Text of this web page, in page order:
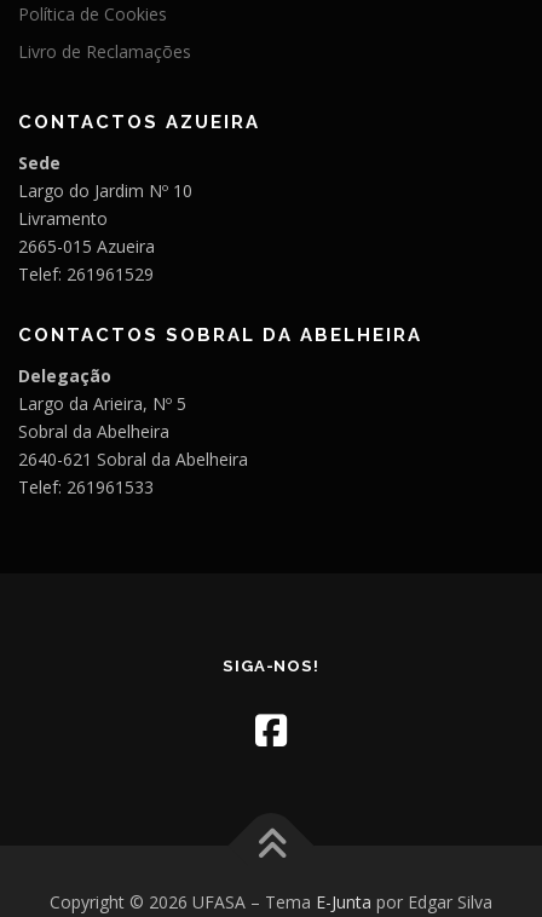
Política de Cookies
Livro de Reclamações
CONTACTOS AZUEIRA
Sede
Largo do Jardim Nº 10
Livramento
2665-015 Azueira
Telef: 261961529
CONTACTOS SOBRAL DA ABELHEIRA
Delegação
Largo da Arieira, Nº 5
Sobral da Abelheira
2640-621 Sobral da Abelheira
Telef: 261961533
SIGA-NOS!
Copyright © 2026 UFASA – Tema E-Junta por Edgar Silva